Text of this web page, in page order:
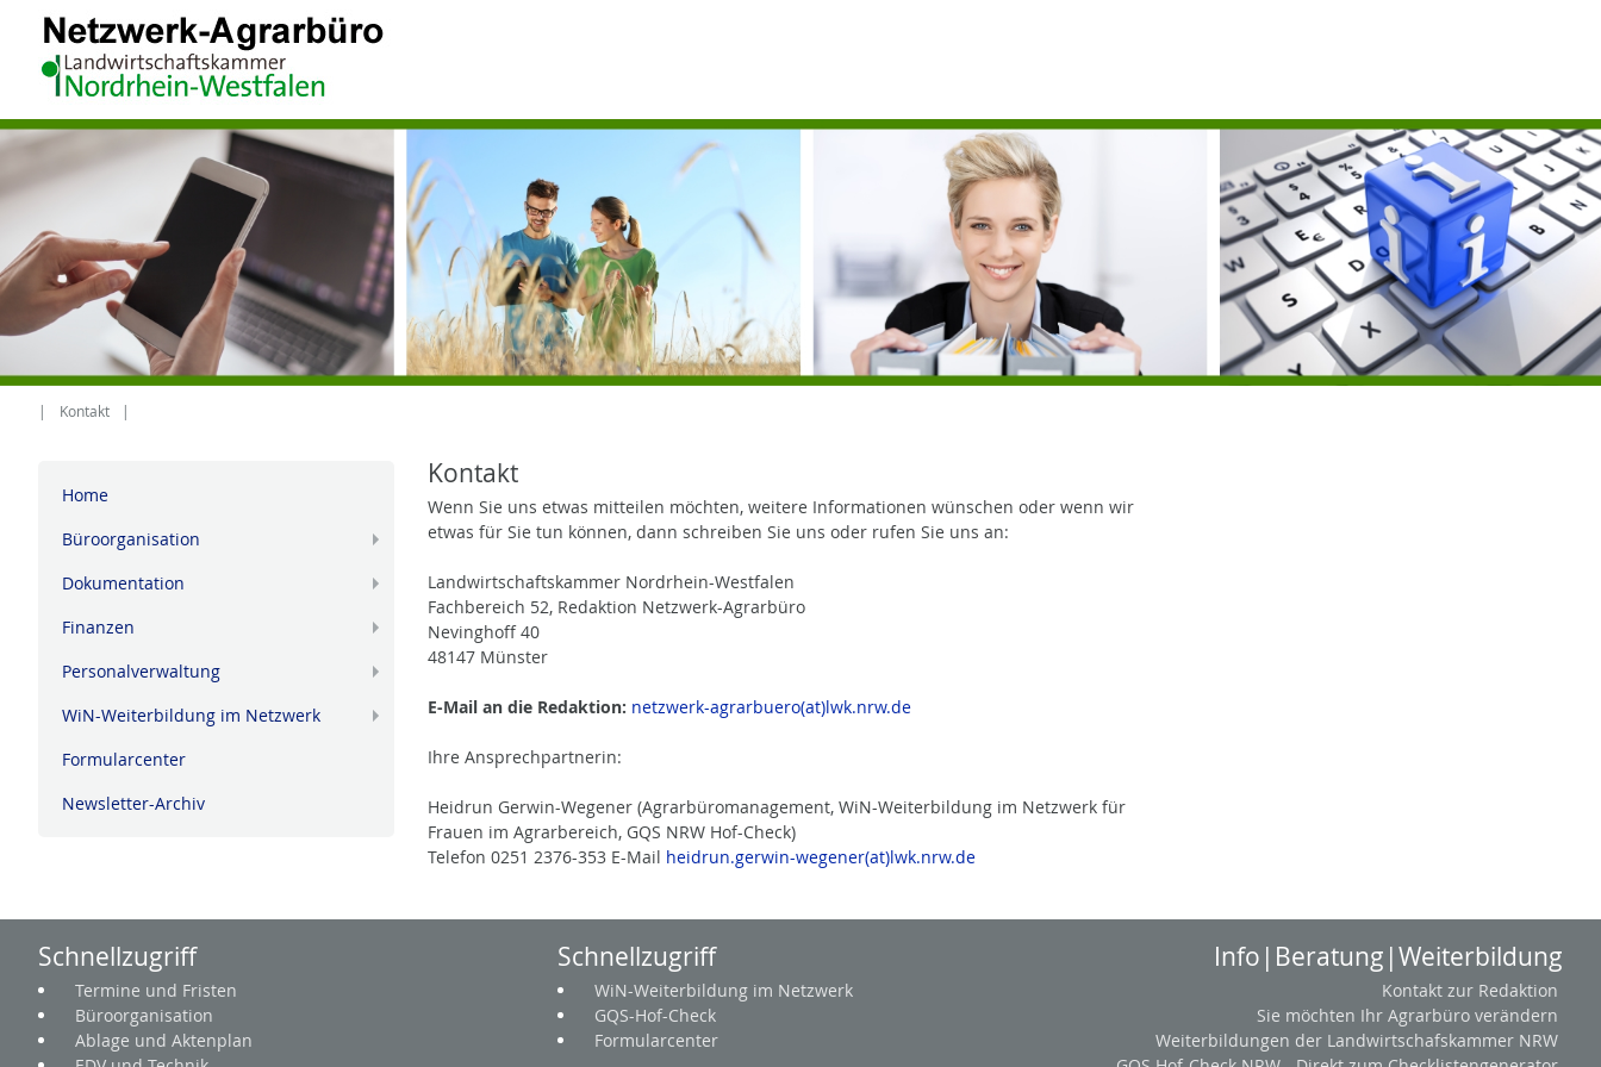
Kontakt
Home
Büroorganisation
Dokumentation
Finanzen
Personalverwaltung
WiN-Weiterbildung im Netzwerk
Formularcenter
Newsletter-Archiv
Kontakt
Wenn Sie uns etwas mitteilen möchten, weitere Informationen wünschen oder wenn wir
etwas für Sie tun können, dann schreiben Sie uns oder rufen Sie uns an:
Landwirtschaftskammer Nordrhein-Westfalen
Fachbereich 52, Redaktion Netzwerk-Agrarbüro
Nevinghoff 40
48147 Münster
E-Mail an die Redaktion: netzwerk-agrarbuero(at)lwk.nrw.de
Ihre Ansprechpartnerin:
Heidrun Gerwin-Wegener (Agrarbüromanagement, WiN-Weiterbildung im Netzwerk für
Frauen im Agrarbereich, GQS NRW Hof-Check)
Telefon 0251 2376-353 E-Mail heidrun.gerwin-wegener(at)lwk.nrw.de
Schnellzugriff
Termine und Fristen
Büroorganisation
Ablage und Aktenplan
Schnellzugriff
WiN-Weiterbildung im Netzwerk
GQS-Hof-Check
Formularcenter
Info|Beratung|Weiterbildung
Kontakt zur Redaktion
Sie möchten Ihr Agrarbüro verändern
Weiterbildungen der Landwirtschafskammer NRW